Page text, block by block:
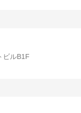
ビルB1F